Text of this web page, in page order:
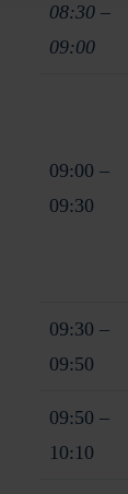
08:30 –
09:00
09:00 –
09:30
09:30 –
09:50
09:50 –
10:10